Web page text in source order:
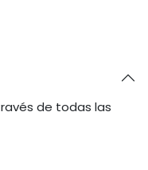
de todas las